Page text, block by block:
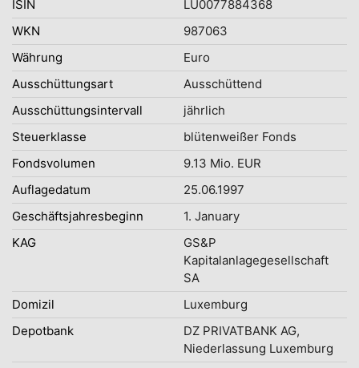
ISIN
LU0077884368
WKN
987063
Währung
Euro
Ausschüttungsart
Ausschüttend
Ausschüttungsintervall
jährlich
Steuerklasse
blütenweißer Fonds
Fondsvolumen
9.13 Mio. EUR
Auflagedatum
25.06.1997
Geschäftsjahresbeginn
1. January
KAG
GS&P
Kapitalanlagegesellschaft
SA
Domizil
Luxemburg
Depotbank
DZ PRIVATBANK AG,
Niederlassung Luxemburg